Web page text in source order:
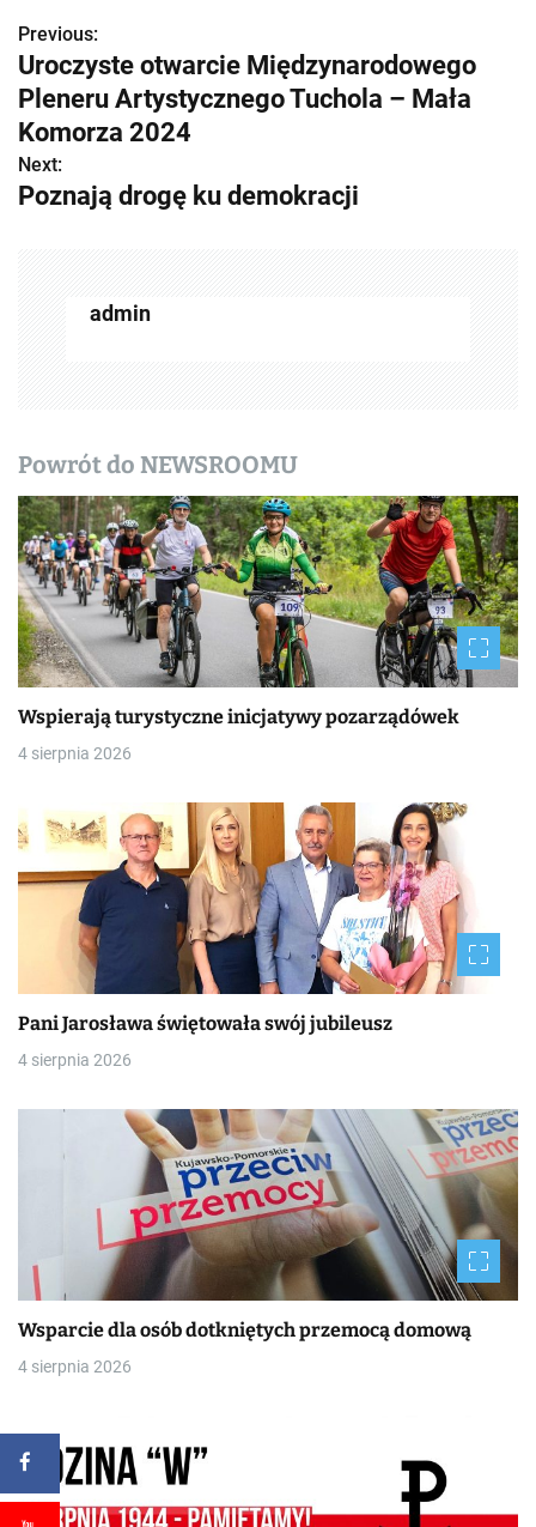
Z
o
b
a
s
y
Previous:
Uroczyste otwarcie Międzynarodowego
Pleneru Artystycznego Tuchola – Mała
Komorza 2024
Next:
Poznają drogę ku demokracji
admin
Powrót do NEWSROOMU
Wspierają turystyczne inicjatywy pozarządówek
4 sierpnia 2026
Pani Jarosława świętowała swój jubileusz
4 sierpnia 2026
Wsparcie dla osób dotkniętych przemocą domową
4 sierpnia 2026